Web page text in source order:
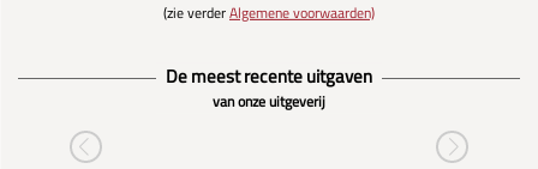
(zie verderAlgemene voorwaarden)
De meest recente uitgaven
van onze uitgeverij